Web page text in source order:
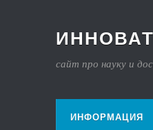
сайт про науку и
ИНФОРМАЦИЯ